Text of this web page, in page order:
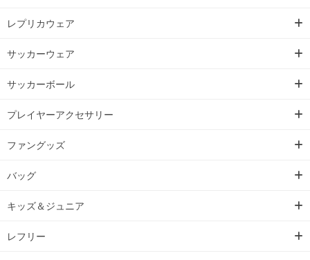
レプリカウェア
サッカーウェア
サッカーボール
プレイヤーアクセサリー
ファングッズ
バッグ
キッズ＆ジュニア
レフリー